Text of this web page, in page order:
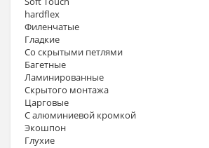
hardflex
Филенчатые
Гладкие
Со скрытыми петлями
Багетные
Ламинированные
Скрытого монтажа
Царговые
С алюминиевой кромкой
Экошпон
Глухие